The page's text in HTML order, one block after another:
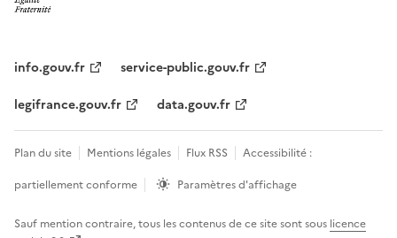
info.gouv.fr
service-public.gouv.fr
legifrance.gouv.fr
data.gouv.fr
Plan du site Mentions légales Flux RSS
Accessibilité :
partiellement conforme
Paramètres d'affichage
Sauf mention contraire, tous les contenus de ce site sont sous licence